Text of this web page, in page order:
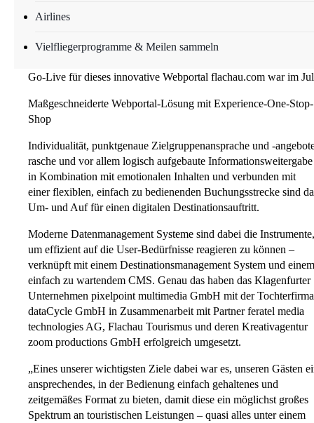
Airlines
Vielfliegerprogramme & Meilen sammeln
spiegelt sich nun, gepaart mit einer zielgruppenorientierten,
wider: Das umfangreiche Portal wurde technisch und inhaltlich
Go-Live für dieses innovative Webportal flachau.com war im
Maßgeschneiderte Webportal-Lösung mit Experience-One-Stop-
Shop
Individualität, punktgenaue Zielgruppenansprache und -
rasche und vor allem logisch aufgebaute Informationsweitergabe
in Kombination mit emotionalen Inhalten und verbunden mit
einer flexiblen, einfach zu bedienenden Buchungsstrecke sind
Um- und Auf für einen digitalen Destinationsauftritt.
Moderne Datenmanagement Systeme sind dabei die Instrumente,
um effizient auf die User-Bedürfnisse reagieren zu können –
verknüpft mit einem Destinationsmanagement System und einem
einfach zu wartendem CMS. Genau das haben das Klagenfurter
Unternehmen pixelpoint multimedia GmbH mit der Tochterfirma
dataCycle GmbH in Zusammenarbeit mit Partner feratel media
technologies AG, Flachau Tourismus und deren Kreativagentur
zoom productions GmbH erfolgreich umgesetzt.
„Eines unserer wichtigsten Ziele dabei war es, unseren Gästen
ansprechendes, in der Bedienung einfach gehaltenes und
zeitgemäßes Format zu bieten, damit diese ein möglichst großes
Spektrum an touristischen Leistungen – quasi alles unter einem